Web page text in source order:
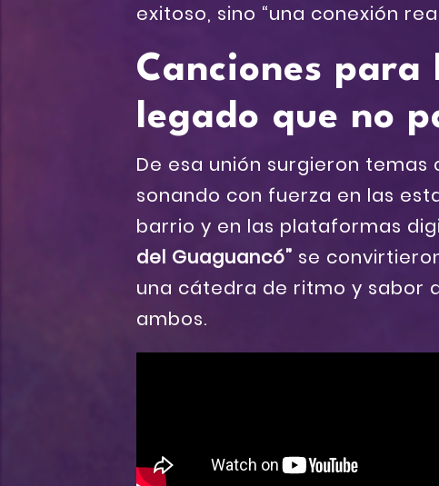
exitoso, sino “una conexión
Canciones
legado que no
De esa unión surgieron temas
sonando con fuerza en las
barrio y en las plataformas
del Guaguancó” se
una cátedra de ritmo y sabor
ambos.